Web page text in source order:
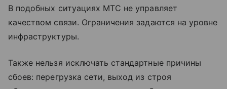
В подобных ситуациях МТС не управляет
качеством связи. Ограничения задаются на уровне
инфраструктуры.
Также нельзя исключать стандартные причины
сбоев: перегрузка сети, выход из строя